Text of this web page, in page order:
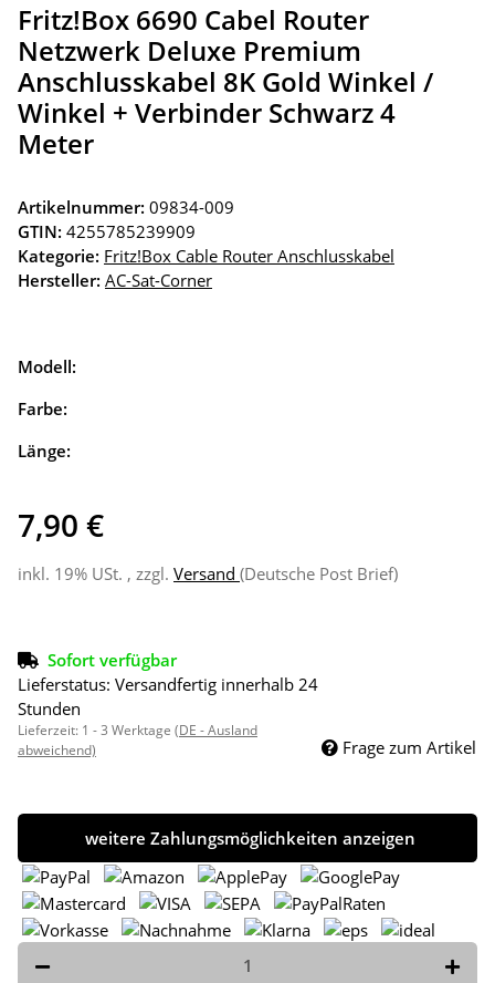
Fritz!Box 6690 Cabel Router
Netzwerk Deluxe Premium
Anschlusskabel 8K Gold Winkel /
Winkel + Verbinder Schwarz 4
Meter
Artikelnummer: 09834-009
GTIN: 4255785239909
Kategorie: Fritz!Box Cable Router Anschlusskabel
Hersteller: AC-Sat-Corner
Modell:
Farbe:
Länge:
7,90 €
inkl. 19% USt. , zzgl. Versand (Deutsche Post Brief)
Sofort verfügbar
Lieferstatus: Versandfertig innerhalb 24
Stunden
Lieferzeit: 1 - 3 Werktage (DE - Ausland
abweichend)
Frage zum Artikel
weitere Zahlungsmöglichkeiten anzeigen